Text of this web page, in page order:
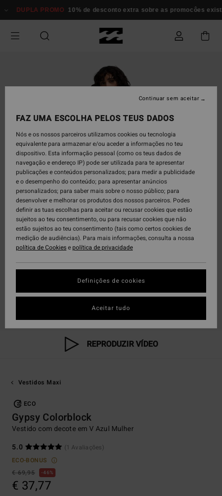
para
informação
DUPLA PROMO 10% de desconto extra sobre as promocôes
REPRODUZIR VÍDEO
Vestidos Maxi
ECO
Gypsy Colorblock
Vestido com decote em V Azul Mulher
5.0
(1 Avaliações)
ECO-BONUS
€ 69,95
46%
€ 37,77
FAZ UMA ESCOLHA PELOS TEUS DADOS
Nós e os nossos parceiros utilizamos cookies ou tecnologia
equivalente para armazenar e/ou aceder a informações no teu
dispositivo. Esta informação pessoal (como os teus dados de
navegação e endereço IP) pode ser utilizada para te apresentar
publicações e conteúdos personalizados; para medir a publicidade
e o desempenho do conteúdo; para apresentar anúncios
personalizados; para saber mais sobre o nosso público; para
desenvolver e melhorar os produtos dos nossos parceiros. Podes
definir as tuas escolhas para aceitar ou recusar cookies que estão
sujeitos ao teu consentimento, ou para recusar cookies que não
estão sujeitos ao teu consentimento (tais como certos cookies de
medição de audiências). Para mais informações, consulta a nossa
política de Cookiesepolítica de privacidade
Definições de cookies
Continuar sem aceitar
Aceitar tudo